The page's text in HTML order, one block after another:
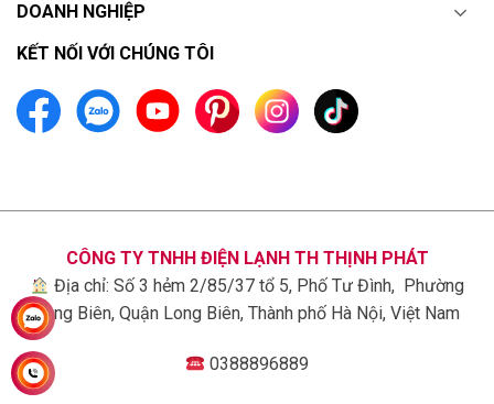
cấp, có khả năng chống xước, chống bụi, chống rỉ
sét và độ bền cao.
Lồng giặt và mâm giặt được làm từ thép không gỉ
cho phép máy chịu được tốc độ vắt cao để vắt
DOANH NGHIỆP
KẾT NỐI VỚI CHÚNG TÔI
CÔNG TY TNHH ĐIỆN LẠNH TH THỊNH PHÁT
Địa chỉ: Số 3 hẻm 2/85/37 tổ 5, Phố Tư Đình, Phường
Long Biên, Quận Long Biên, Thành phố Hà Nội, Việt Nam
0388896889